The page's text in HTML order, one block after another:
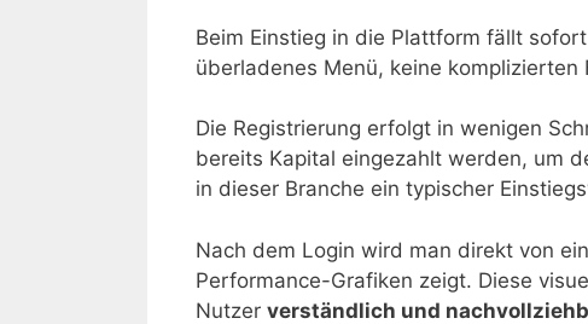
Beim Einstieg in die Plattform fällt
überladenes Menü, keine
Die Registrierung erfolgt in wenigen
bereits Kapital eingezahlt werden, um
in dieser Branche ein typischer
Nach dem Login wird man direkt von
Performance-Grafiken zeigt. Diese
Nutzer verständlich und